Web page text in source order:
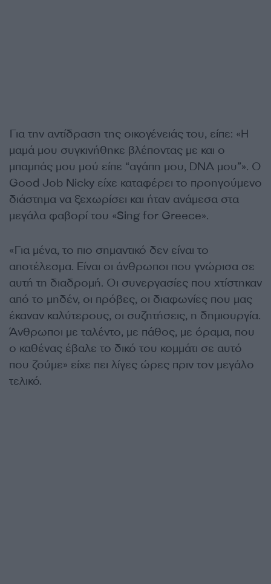
Για την αντίδραση της οικογένειάς του, είπε: «Η
μαμά μου συγκινήθηκε βλέποντας με και ο
μπαμπάς μου μού είπε “αγάπη μου, DNA μου”». O
Good Job Nicky είχε καταφέρει το προηγούμενο
διάστημα να ξεχωρίσει και ήταν ανάμεσα στα
μεγάλα φαβορί του «Sing for Greece».
«Για μένα, το πιο σημαντικό δεν είναι το
αποτέλεσμα. Είναι οι άνθρωποι που γνώρισα σε
αυτή τη διαδρομή. Οι συνεργασίες που χτίστηκαν
από το μηδέν, οι πρόβες, οι διαφωνίες που μας
έκαναν καλύτερους, οι συζητήσεις, η δημιουργία.
Άνθρωποι με ταλέντο, με πάθος, με όραμα, που
ο καθένας έβαλε το δικό του κομμάτι σε αυτό
που ζούμε» είχε πει λίγες ώρες πριν τον μεγάλο
τελικό.